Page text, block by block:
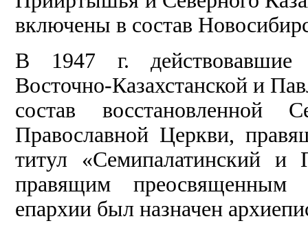
включены в состав
В 1947 г. действовавшие
Восточно-Казахстанской и
состав восстановленной
Православной Церкви,
титул «Семипалатинский и
правящим преосвященным
епархии был назначен